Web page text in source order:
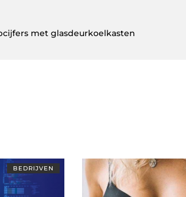
met glasdeurkoelkasten
BEDRIJVEN